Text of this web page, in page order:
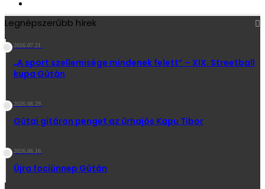
Legnépszerűbb hírek
2026.07.21.
„A sport szellemisége mindenek felett” – XIX. Streetball
kupa Gútán
2026.06.29.
Gútai gitáron penget az űrhajós Kapu Tibor
2026.06.16.
Újra fociünnep Gútán